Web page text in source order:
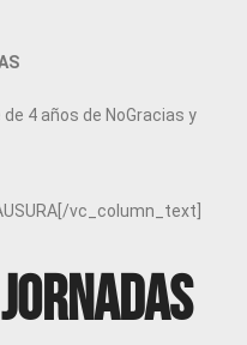
de 4 años de NoGracias y
vc_column_text]